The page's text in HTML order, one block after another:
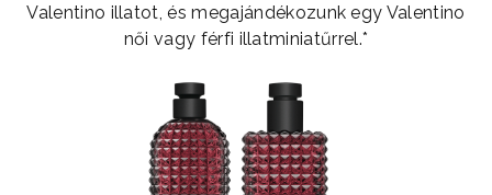
Valentino illatot, és megajándékozunk egy Valentino
női vagy férfi illatminiatűrrel.*